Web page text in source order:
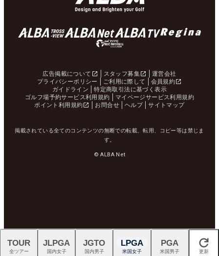
広告掲載について スタッフ募集
運営会社
プライバシーポリシー
ご利用に際して
会員規約
ガイドライン
特定商取引法に基づく表示
ゴルフ場予約サービス利用規約
マイページサービス利用規約
ポイント利用規約
お問合せ ヘルプ サイトマップ
掲載されている全てのコンテンツの無断での転載、転用、コピー等は禁じま
す。
© ALBA Net
閉じる
TOUR
全ツアー
JLPGA
国内女子
JGTO
国内男子
LPGA
米国女子
PGA
米国男子 更新